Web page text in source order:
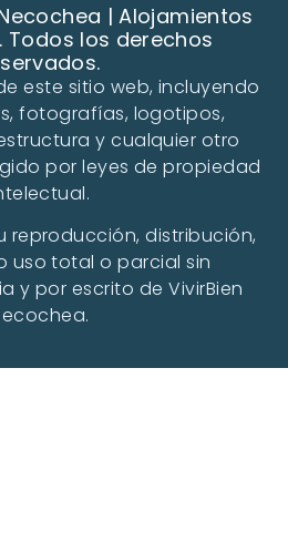
| Alojamientos
Todos los derechos
este sitio web, incluyendo
fotografías, logotipos,
y cualquier otro
por leyes de propiedad
reproducción, distribución,
uso total o parcial sin
y por escrito de VivirBien